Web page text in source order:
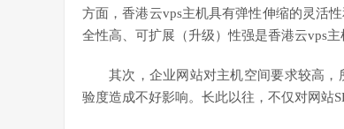
方面，香港云vps主机具有弹性伸缩的灵活
全性高、可扩展（升级）性强是香港云vps
其次，企业网站对主机空间要求较高
验度造成不好影响。长此以往，不仅对网站